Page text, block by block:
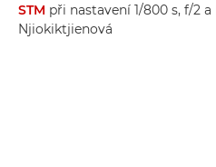
STM při nastavení 1/800 s, f/2
Njiokiktjienová